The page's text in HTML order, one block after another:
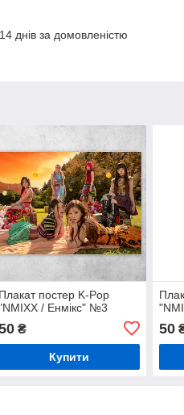
днів за домовленістю
Плакат постер K-Pop
/ Енмікс" №3
₴
Купити
50